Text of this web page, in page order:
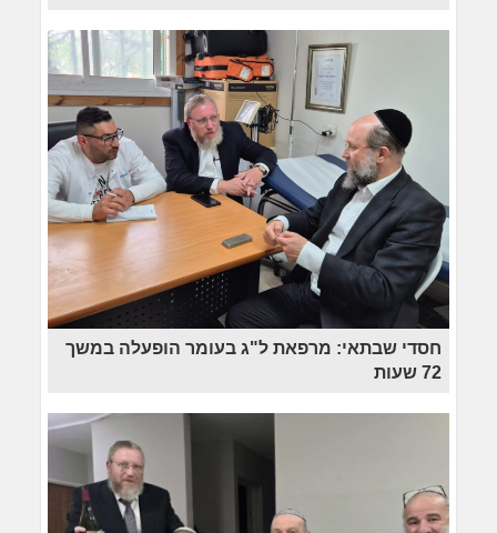
חסדי שבתאי: מרפאת ל"ג בעומר הופעלה במשך
72 שעות